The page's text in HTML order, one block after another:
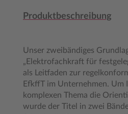
Produktbeschreibung
Unser zweibändiges
„Elektrofachkraft für
als Leitfaden zur
EfkffT im Unternehmen. Um
komplexen Thema die
wurde der Titel in zwei